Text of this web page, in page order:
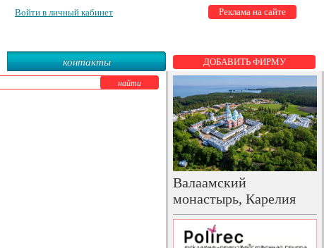
Войти в личный кабинет Реклама на сайте
контакты ДОБАВИТЬ ФИРМУ
Валаамский
монастырь, Карелия